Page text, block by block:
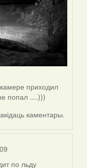
приходил
попал ....)))
каментары.
по льду